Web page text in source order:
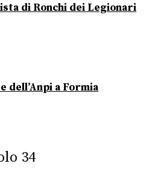
di Ronchi dei Legionari
dell’Anpi a Formia
34